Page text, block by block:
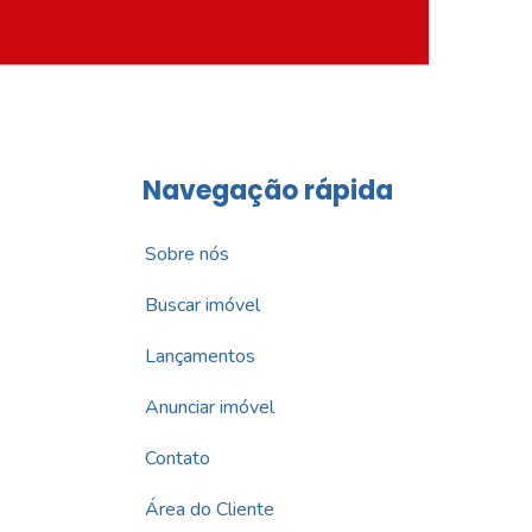
Navegação rápida
Sobre nós
Buscar imóvel
Lançamentos
Anunciar imóvel
Contato
Área do Cliente